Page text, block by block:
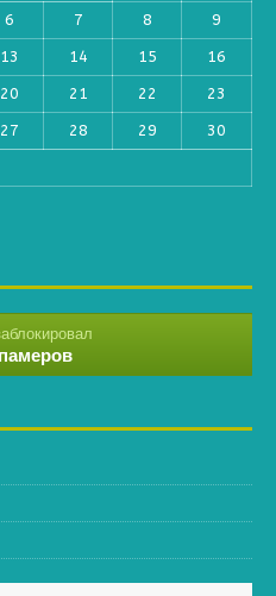
6 7 8 9
13 14 15 16
20 21 22 23
27 28 29 30